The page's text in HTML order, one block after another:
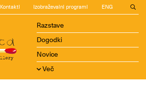
Kontakti Izobraževalni programi ENG
Razstave
Dogodki
Novice
Več